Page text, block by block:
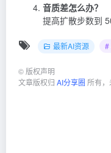
音质差怎么办？
提高扩散步数到
最新AI资源 #
© 版权声明
文章版权归 AI分享圈 所有，